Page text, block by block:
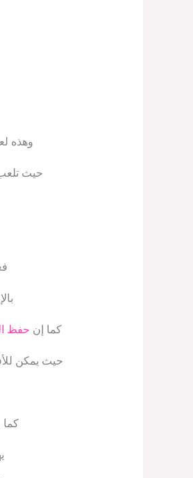
وهذه
حيث تلعب
كما إن حفظ
حيث يمكن